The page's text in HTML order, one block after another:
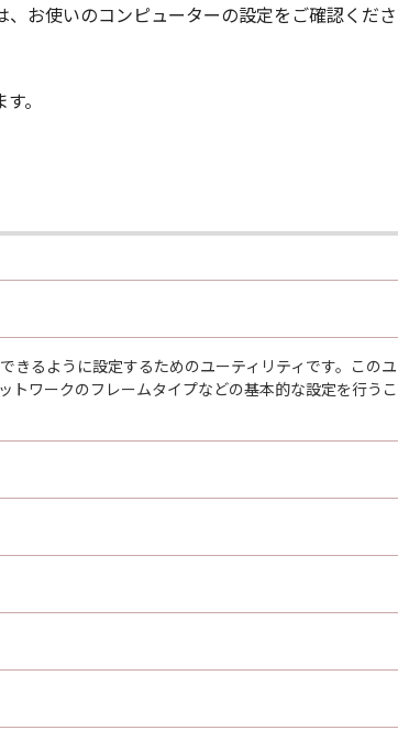
お使いのコンピューターの設定をご確認くださ
。
きるように設定するためのユーティリティです。この
トワークのフレームタイプなどの基本的な設定を行う